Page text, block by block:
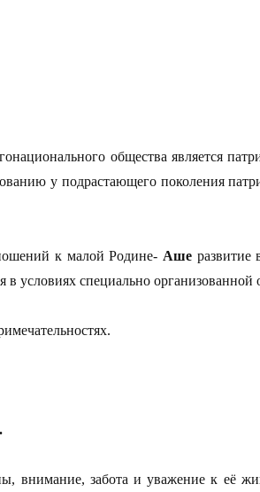
общества является
у подрастающего поколения
к малой Родине- Ашеразвитие
в условиях специально организованной
.
внимание, забота и уважение к её